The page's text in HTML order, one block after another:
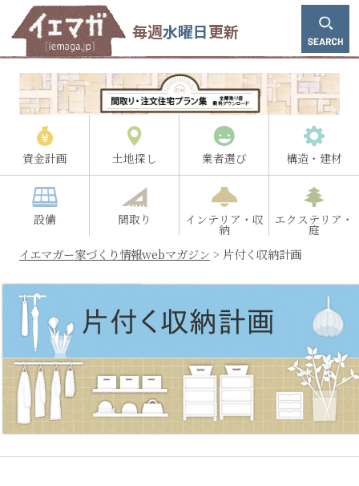
毎週水曜日更新
資金計画 土地探し 業者選び 構造・建材
設備 間取り インテリア・収
納
エクステリア・
庭
イエマガー家づくり情報webマガジン > 片付く収納計画